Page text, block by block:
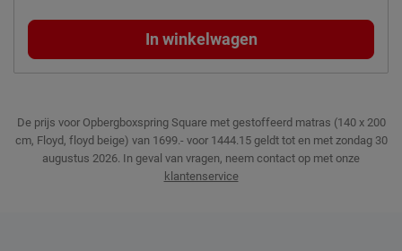
In winkelwagen
De prijs voor Opbergboxspring Square met gestoffeerd matras (140 x 200
cm, Floyd, floyd beige) van 1699.- voor 1444.15 geldt tot en met zondag 30
augustus 2026. In geval van vragen, neem contact op met onze
klantenservice